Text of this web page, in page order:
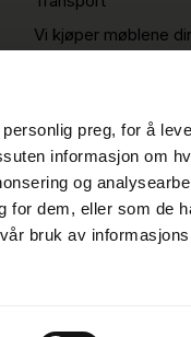
preg, for å
informasjon om
og
for dem, eller som de
bruk av
Vi kjøper møblene